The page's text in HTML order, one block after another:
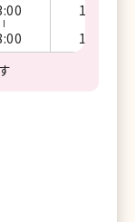
10:00
17:00